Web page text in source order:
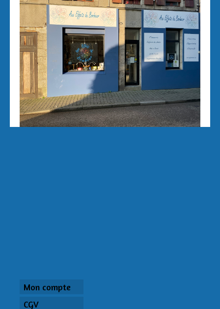
Aux Effets du Bonheur Laetitia Pertriaux 3 rue
de la Tour 29870 Lannilis 06/43/34/20/40
auxeffetsdubonheur@kmel.bzh
Mon compte
CGV